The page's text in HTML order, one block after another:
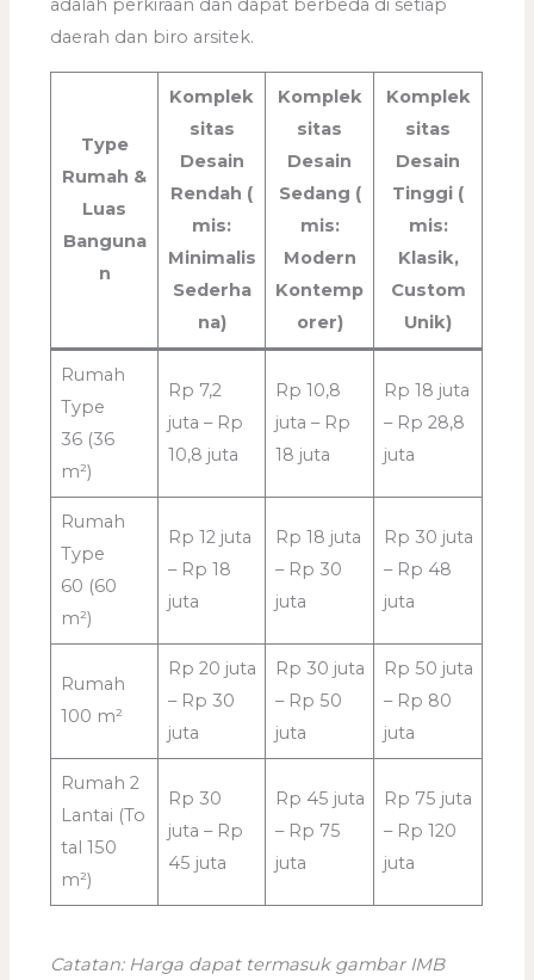
adalah perkiraan dan dapat berbeda di setiap
daerah dan biro arsitek.
Type
Rumah &
Luas
Banguna
n
Komplek
sitas
Desain
Rendah (
mis:
Minimalis
Sederha
na)
Komplek
sitas
Desain
Sedang (
mis:
Modern
Kontemp
orer)
Komplek
sitas
Desain
Tinggi (
mis:
Klasik,
Custom
Unik)
Rumah
Type
36 (36
m²)
Rp 7,2
juta – Rp
10,8 juta
Rp 10,8
juta – Rp
18 juta
Rp 18 juta
– Rp 28,8
juta
Rumah
Type
60 (60
m²)
Rp 12 juta
– Rp 18
juta
Rp 18 juta
– Rp 30
juta
Rp 30 juta
– Rp 48
juta
Rumah
100 m²
Rp 20 juta
– Rp 30
juta
Rp 30 juta
– Rp 50
juta
Rp 50 juta
– Rp 80
juta
Rumah 2
Lantai (To
tal 150
m²)
Rp 30
juta – Rp
45 juta
Rp 45 juta
– Rp 75
juta
Rp 75 juta
– Rp 120
juta
Catatan: Harga dapat termasuk gambar IMB